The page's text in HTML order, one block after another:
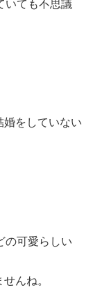
いても不思議
婚をしていない
の可愛らしい
んね。